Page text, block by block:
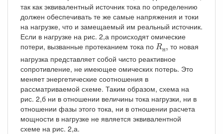
так как эквивалентный источник тока по определению
должен обеспечивать те же самые напряжения и токи
на нагрузке, что и замещаемый им реальный источник.
Если в нагрузке на рис. 2,а происходят омические
потери, вызванные протеканием тока по Rн,
Rн ,то новая
нагрузка представляет собой чисто реактивное
сопротивление, не имеющее омических потерь. Это
меняет энергетические соотношения в
рассматриваемой схеме. Таким образом, схема на
рис. 2,б ни в отношении величины тока нагрузки, ни в
отношении фазы этого тока, ни в отношении расчета
мощности в нагрузке не является эквивалентной
схеме на рис. 2,а.